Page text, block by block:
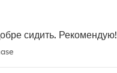
сидить. Рекомендую!